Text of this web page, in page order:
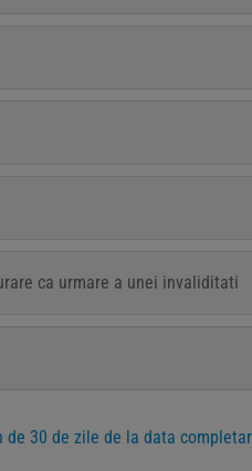
ca urmare a unei invaliditati
30 de zile de la data